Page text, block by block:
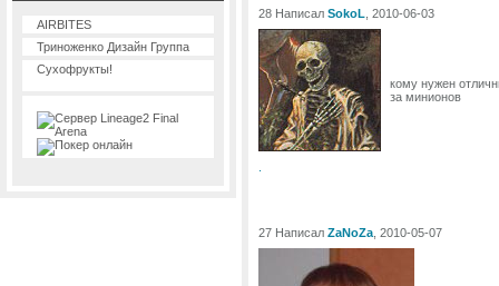
AIRBITES
Триноженко Дизайн Группа
Сухофрукты!
28 Написал SokoL , 2010-06-03
кому нужен
за минионов
27 Написал ZaNoZa , 2010-05-07